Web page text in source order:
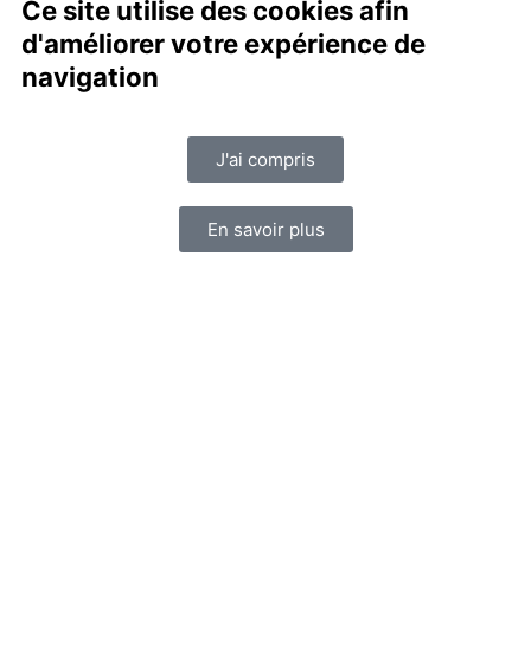
Ce site utilise des cookies afin
d'améliorer votre expérience de
navigation
J'ai compris
En savoir plus